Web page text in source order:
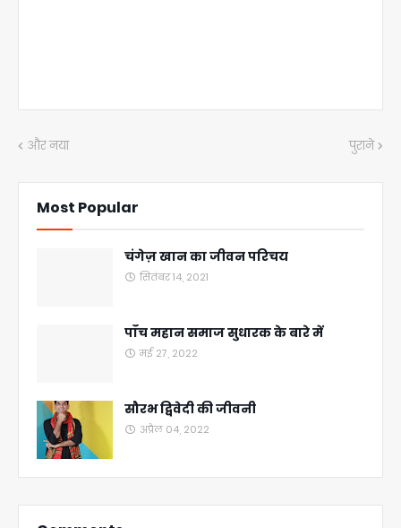
और नया पुराने
Most Popular
चंगेज़ खान का जीवन परिचय
सितंबर 14, 2021
पाँच महान समाज सुधारक के बारे में
मई 27, 2022
सौरभ द्विवेदी की जीवनी
अप्रैल 04, 2022